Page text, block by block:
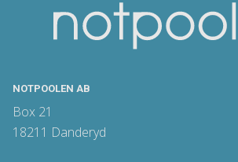
NOTPOOLEN AB
Box 21
18211 Danderyd